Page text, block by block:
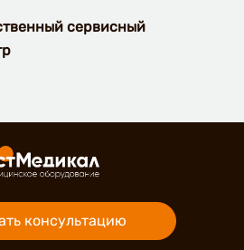
сервисный
консультацию